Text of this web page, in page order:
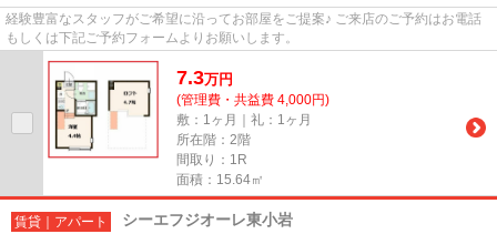
経験豊富なスタッフがご希望に沿ってお部屋をご提案♪ ご来店のご予約はお電話
もしくは下記ご予約フォームよりお願いします。
7.3万円
(管理費・共益費 4,000円)
敷：1ヶ月｜礼：1ヶ月
所在階：2階
間取り：1R
面積：15.64㎡
賃貸｜アパート シーエフジオーレ東小岩